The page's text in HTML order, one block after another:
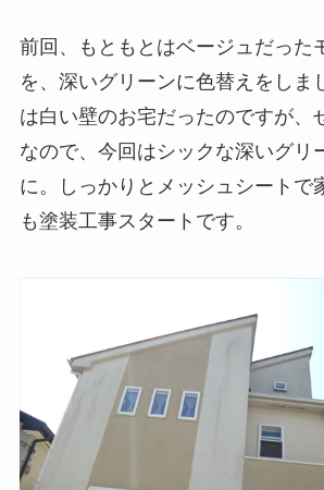
前回、もともとはベージュだった
を、深いグリーンに色替えをしま
は白い壁のお宅だったのですが、
なので、今回はシックな深いグリ
に。しっかりとメッシュシートで
も塗装工事スタートです。